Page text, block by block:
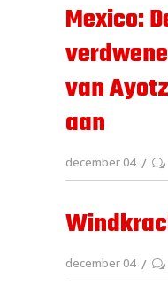
Mexico:
van
aan
december 04
december 04